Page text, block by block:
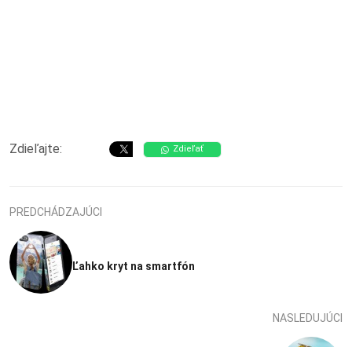
Zdieľajte: Zdieľať
PREDCHÁDZAJÚCI
Ľahko kryt na smartfón
NASLEDUJÚCI